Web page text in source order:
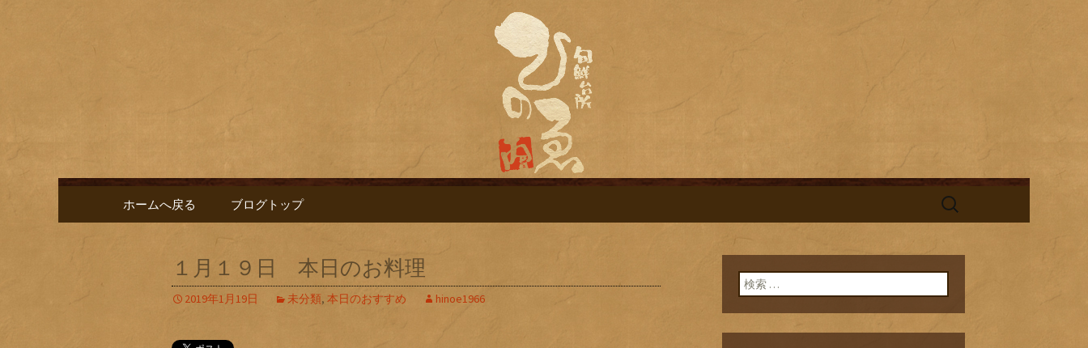
名古屋市栄にある居酒屋「旬鮮台所ひの
ゑ」のブログ
名古屋市栄にある居酒屋「旬鮮台所ひのゑ（ひのえ）」。豊富な焼酎と海鮮料理を中心とした、お酒
に合う肴を楽しめるお店です。季節で変わるおすすめメニューや日替わりランチの新着情報を随時更
コンテンツへ移動
ホームへ戻る ブログトップ
検
１月１９日 本日のお料理
2019年1月19日 未分類, 本日のおすすめ hinoe1966
検索: